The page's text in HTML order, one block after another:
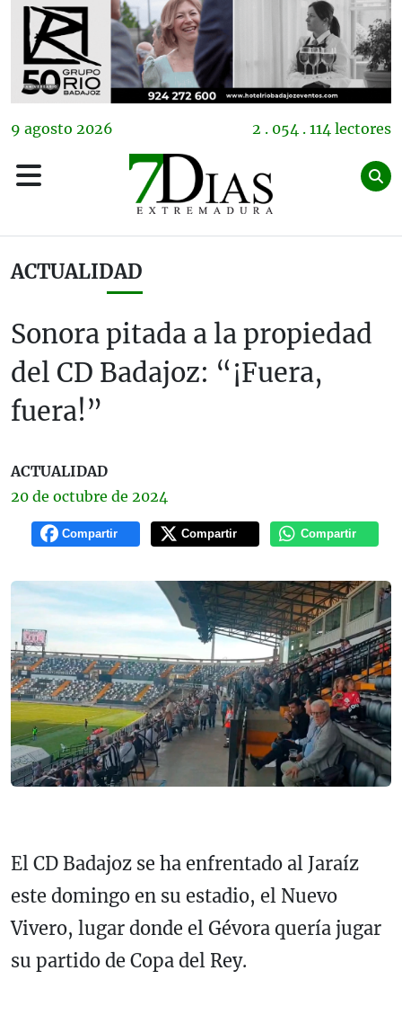
9 agosto 2026 2 . 054 . 114 lectores
ACTUALIDAD
Sonora pitada a la propiedad
del CD Badajoz: “¡Fuera,
fuera!”
ACTUALIDAD
20 de octubre de 2024
Compartir Compartir Compartir
El CD Badajoz se ha enfrentado al Jaraíz
este domingo en su estadio, el Nuevo
Vivero, lugar donde el Gévora quería jugar
su partido de Copa del Rey.